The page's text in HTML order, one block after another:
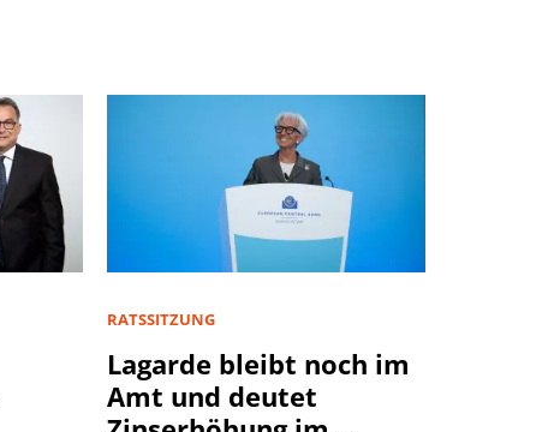
RATSSITZUNG
Lagarde bleibt noch im
Amt und deutet